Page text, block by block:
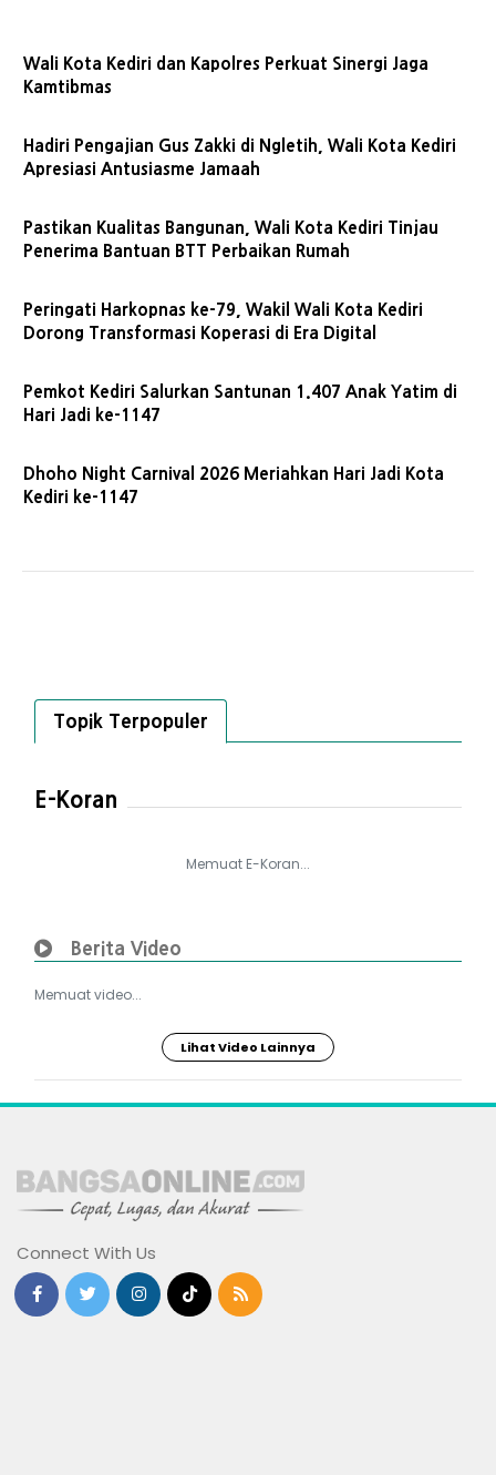
Wali Kota Kediri dan Kapolres Perkuat Sinergi Jaga
Kamtibmas
Hadiri Pengajian Gus Zakki di Ngletih, Wali Kota Kediri
Apresiasi Antusiasme Jamaah
Pastikan Kualitas Bangunan, Wali Kota Kediri Tinjau
Penerima Bantuan BTT Perbaikan Rumah
Peringati Harkopnas ke-79, Wakil Wali Kota Kediri
Dorong Transformasi Koperasi di Era Digital
Pemkot Kediri Salurkan Santunan 1.407 Anak Yatim di
Hari Jadi ke-1147
Dhoho Night Carnival 2026 Meriahkan Hari Jadi Kota
Kediri ke-1147
Topik Terpopuler
E-Koran
Memuat E-Koran...
Berita Video
Memuat video...
Lihat Video Lainnya
Connect With Us